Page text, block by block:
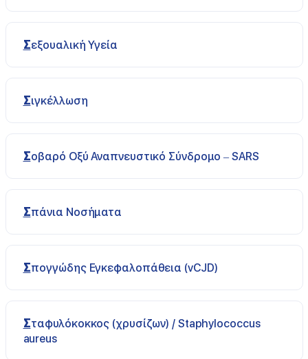
Σεξουαλική Υγεία
Σιγκέλλωση
Σοβαρό Οξύ Αναπνευστικό Σύνδρομο – SARS
Σπάνια Νοσήματα
Σπογγώδης Εγκεφαλοπάθεια (vCJD)
Σταφυλόκοκκος (χρυσίζων) / Staphylococcus
aureus